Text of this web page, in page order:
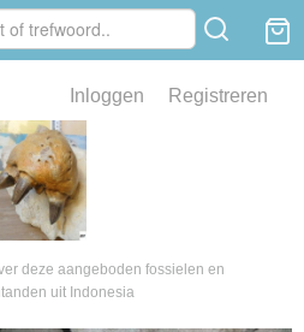
Inloggen Registreren
deze aangeboden fossielen en
uit Indonesia